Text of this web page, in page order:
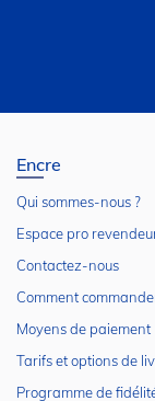
Encre
Qui sommes-nous ?
Espace pro
Contactez-nous
Comment
Moyens de paiement
Tarifs et options de
Programme de